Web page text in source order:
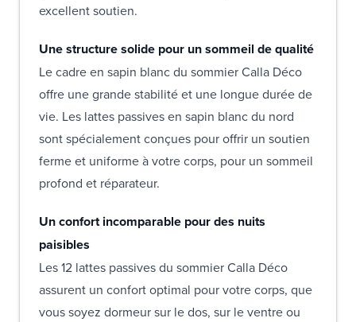
excellent soutien.
Une structure solide pour un sommeil de qualité
Le cadre en sapin blanc du sommier Calla Déco
offre une grande stabilité et une longue durée de
vie. Les lattes passives en sapin blanc du nord
sont spécialement conçues pour offrir un soutien
ferme et uniforme à votre corps, pour un sommeil
profond et réparateur.
Un confort incomparable pour des nuits
paisibles
Les 12 lattes passives du sommier Calla Déco
assurent un confort optimal pour votre corps, que
vous soyez dormeur sur le dos, sur le ventre ou